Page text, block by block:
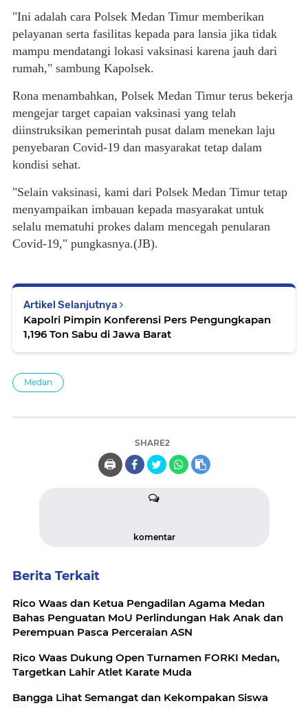
"Ini adalah cara Polsek Medan Timur memberikan
pelayanan serta fasilitas kepada para lansia jika tidak
mampu mendatangi lokasi vaksinasi karena jauh dari
rumah," sambung Kapolsek.
Rona menambahkan, Polsek Medan Timur terus bekerja
mengejar target capaian vaksinasi yang telah
diinstruksikan pemerintah pusat dalam menekan laju
penyebaran Covid-19 dan masyarakat tetap dalam
kondisi sehat.
"Selain vaksinasi, kami dari Polsek Medan Timur tetap
menyampaikan imbauan kepada masyarakat untuk
selalu mematuhi prokes dalam mencegah penularan
Covid-19," pungkasnya.(JB).
Artikel Selanjutnya
Kapolri Pimpin Konferensi Pers Pengungkapan
1,196 Ton Sabu di Jawa Barat
Medan
SHARE2
🖨️
komentar
Berita Terkait
Rico Waas dan Ketua Pengadilan Agama Medan
Bahas Penguatan MoU Perlindungan Hak Anak dan
Perempuan Pasca Perceraian ASN
Rico Waas Dukung Open Turnamen FORKI Medan,
Targetkan Lahir Atlet Karate Muda
Bangga Lihat Semangat dan Kekompakan Siswa